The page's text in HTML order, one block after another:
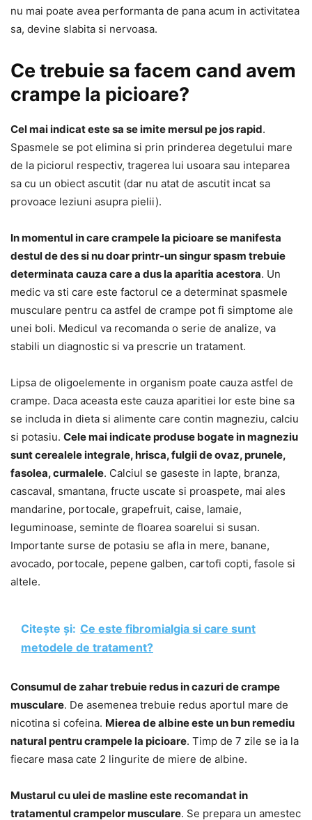
nu mai poate avea performanta de pana acum in activitatea
sa, devine slabita si nervoasa.
Ce trebuie sa facem cand avem
crampe la picioare?
Cel mai indicat este sa se imite mersul pe jos rapid.
Spasmele se pot elimina si prin prinderea degetului mare
de la piciorul respectiv, tragerea lui usoara sau inteparea
sa cu un obiect ascutit (dar nu atat de ascutit incat sa
provoace leziuni asupra pielii).
In momentul in care crampele la picioare se manifesta
destul de des si nu doar printr-un singur spasm trebuie
determinata cauza care a dus la aparitia acestora. Un
medic va sti care este factorul ce a determinat spasmele
musculare pentru ca astfel de crampe pot fi simptome ale
unei boli. Medicul va recomanda o serie de analize, va
stabili un diagnostic si va prescrie un tratament.
Lipsa de oligoelemente in organism poate cauza astfel de
crampe. Daca aceasta este cauza aparitiei lor este bine sa
se includa in dieta si alimente care contin magneziu, calciu
si potasiu. Cele mai indicate produse bogate in magneziu
sunt cerealele integrale, hrisca, fulgii de ovaz, prunele,
fasolea, curmalele. Calciul se gaseste in lapte, branza,
cascaval, smantana, fructe uscate si proaspete, mai ales
mandarine, portocale, grapefruit, caise, lamaie,
leguminoase, seminte de floarea soarelui si susan.
Importante surse de potasiu se afla in mere, banane,
avocado, portocale, pepene galben, cartofi copti, fasole si
altele.
Citește și: Ce este fibromialgia si care sunt
metodele de tratament?
Consumul de zahar trebuie redus in cazuri de crampe
musculare. De asemenea trebuie redus aportul mare de
nicotina si cofeina. Mierea de albine este un bun remediu
natural pentru crampele la picioare. Timp de 7 zile se ia la
fiecare masa cate 2 lingurite de miere de albine.
Mustarul cu ulei de masline este recomandat in
tratamentul crampelor musculare. Se prepara un amestec